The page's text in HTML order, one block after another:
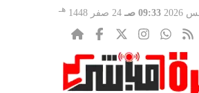
09:33 صـ 24 صفر 1448 هـ